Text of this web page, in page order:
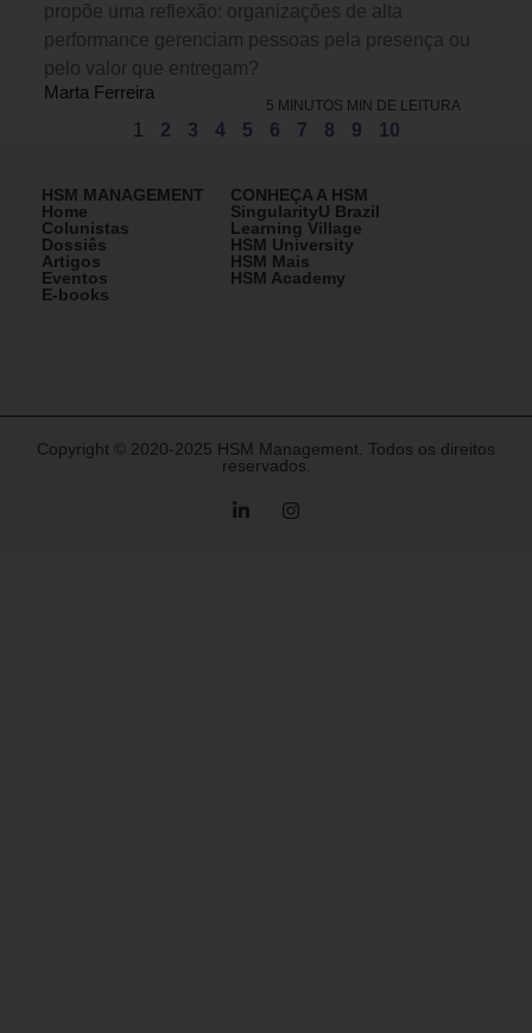
propõe uma reflexão: organizações de alta
performance gerenciam pessoas pela presença ou
pelo valor que entregam?
Marta Ferreira
5 MINUTOS MIN DE LEITURA
1 2 3 4 5 6 7 8 9 10
HSM MANAGEMENT
Home
Colunistas
Dossiês
Artigos
Eventos
E-books
CONHEÇA A HSM
SingularityU Brazil
Learning Village
HSM University
HSM Mais
HSM Academy
Copyright © 2020-2025 HSM Management. Todos os direitos
reservados.